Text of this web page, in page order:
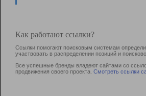
Как работают ссылки?
Ссылки помогают поисковым системам
участвовать в раcпределении позиций и
Все успешные бренды владеют сайтами со
продвижения своего проекта. Смотреть ссылки